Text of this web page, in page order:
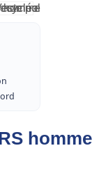
homme